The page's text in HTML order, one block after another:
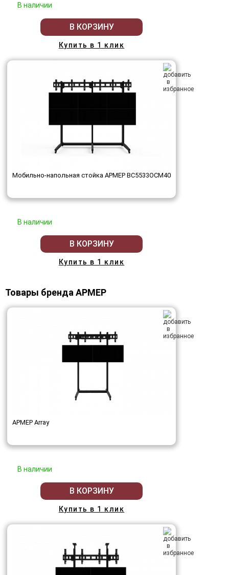
В наличии
В КОРЗИНУ
Купить в 1 клик
Мобильно-напольная стойка АРМЕР ВС5533ОСМ40
В наличии
В КОРЗИНУ
Купить в 1 клик
Товары бренда АРМЕР
АРМЕР Array
В наличии
В КОРЗИНУ
Купить в 1 клик